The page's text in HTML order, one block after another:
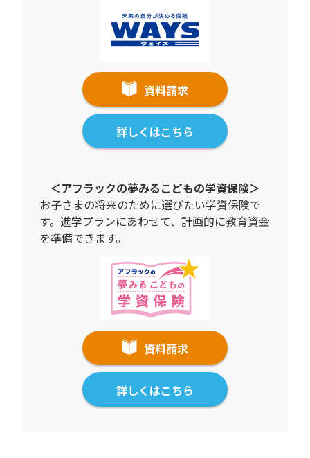
資料請求
詳しくはこちら
＜アフラックの夢みるこどもの学資保険＞
お子さまの将来のために選びたい学資保険で
す。進学プランにあわせて、計画的に教育資金
を準備できます。
資料請求
詳しくはこちら